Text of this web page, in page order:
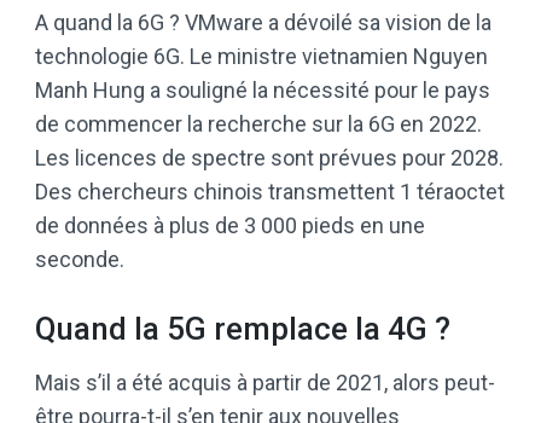
A quand la 6G ? VMware a dévoilé sa vision de la
technologie 6G. Le ministre vietnamien Nguyen
Manh Hung a souligné la nécessité pour le pays
de commencer la recherche sur la 6G en 2022.
Les licences de spectre sont prévues pour 2028.
Des chercheurs chinois transmettent 1 téraoctet
de données à plus de 3 000 pieds en une
seconde.
Quand la 5G remplace la 4G ?
Mais s’il a été acquis à partir de 2021, alors peut-
être pourra-t-il s’en tenir aux nouvelles